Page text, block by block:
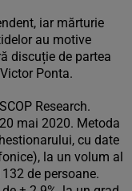
iar mărturie
au motive
discuție de partea
Ponta.
Research.
mai 2020. Metoda
cu date
la un volum al
de persoane.